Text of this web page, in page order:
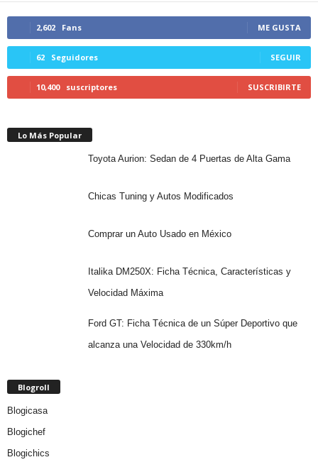
2,602 Fans ME GUSTA
62 Seguidores SEGUIR
10,400 suscriptores SUSCRIBIRTE
Lo Más Popular
Toyota Aurion: Sedan de 4 Puertas de Alta Gama
Chicas Tuning y Autos Modificados
Comprar un Auto Usado en México
Italika DM250X: Ficha Técnica, Características y
Velocidad Máxima
Ford GT: Ficha Técnica de un Súper Deportivo que
alcanza una Velocidad de 330km/h
Blogroll
Blogicasa
Blogichef
Blogichics